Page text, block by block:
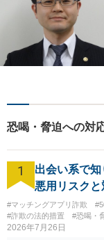
恐喝・脅迫への対
1
出会い系で
悪用リスクと
#マッチングアプリ詐欺
#詐欺の法的措置
#恐喝・
2026年7月26日